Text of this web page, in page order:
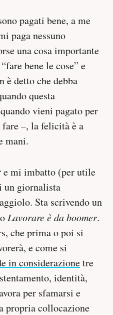
pagati bene, a me
paga nessuno
una cosa importante
bene le cose” e
è detto che debba
questa
vieni pagato per
–, la felicità è a
mani.
e mi imbatto (per utile
un giornalista
Sta scrivendo un
Lavorare è da boomer.
che prima o poi si
e come si
in considerazionetre
identità,
per sfamarsi e
propria collocazione